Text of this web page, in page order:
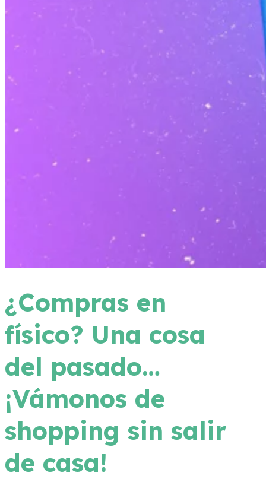
¿Compras en
físico? Una cosa
del pasado…
¡Vámonos de
shopping sin salir
de casa!